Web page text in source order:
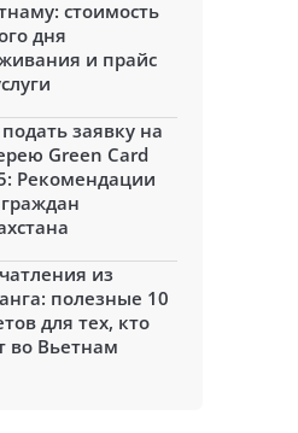
стоимость
дня
и прайс
заявку на
Green Card
Рекомендации
из
полезные 10
для тех, кто
во Вьетнам